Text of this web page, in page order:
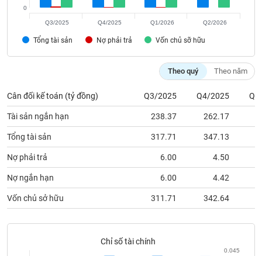
Tổng tài sản Nợ phải trả Vốn chủ sỡ hữu
0
Q3/2025 Q4/2025 Q1/2026 Q2/2026
Theo quý Theo năm
Cân đối kế toán (tỷ đồng) Q3/2025 Q4/2025
Tài sản ngắn hạn 238.37 262.17
Tổng tài sản 317.71 347.13
Nợ phải trả 6.00 4.50
Nợ ngắn hạn 6.00 4.42
Vốn chủ sở hữu 311.71 342.64
Chỉ số tài chính
0.045
tạo
Sách
tài
chính
Công